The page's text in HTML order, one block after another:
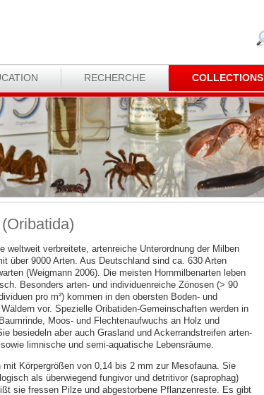
RECHERCHE COLLECTIONS
weltweit verbreitete, artenreiche Unterordnung der Milben
über 9000 Arten. Aus Deutschland sind ca. 630 Arten
(Weigmann 2006). Die meisten Hornmilbenarten leben
Besonders arten- und individuenreiche Zönosen (> 90
pro m²) kommen in den obersten Boden- und
vor. Spezielle Oribatiden-Gemeinschaften werden in
Moos- und Flechtenaufwuchs an Holz und
besiedeln aber auch Grasland und Ackerrandstreifen arten-
limnische und semi-aquatische Lebensräume.
mit Körpergrößen von 0,14 bis 2 mm zur Mesofauna. Sie
als überwiegend fungivor und detritivor (saprophag)
sie fressen Pilze und abgestorbene Pflanzenreste. Es gibt